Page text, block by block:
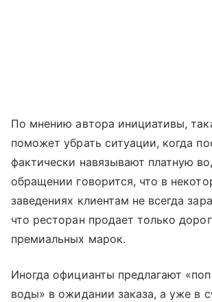
По мнению автора инициативы,
поможет убрать ситуации, когда
фактически навязывают платную
обращении говорится, что в
заведениях клиентам не всегда
что ресторан продает только
премиальных марок.
Иногда официанты предлагают
воды» в ожидании заказа, а уже в